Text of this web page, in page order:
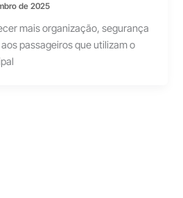
de 2025
mais organização, segurança
passageiros que utilizam o